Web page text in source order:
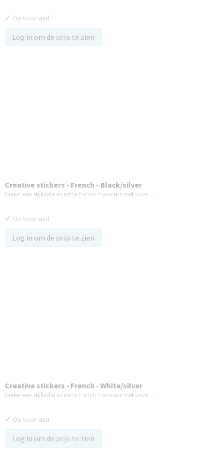
✓ Op voorraad
Log in om de prijs te zien
Creative stickers - French - Black/silver
Creëer een stijlvolle en nette French manicure met onze…
✓ Op voorraad
Log in om de prijs te zien
Creative stickers - French - White/silver
Creëer een stijlvolle en nette French manicure met onze…
✓ Op voorraad
Log in om de prijs te zien